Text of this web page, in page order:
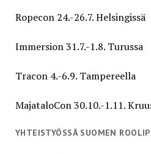
Ropecon 24.-26.7. Helsingissä
Immersion 31.7.-1.8. Turussa
Tracon 4.-6.9. Tampereella
MajataloCon 30.10.-1.11.
YHTEISTYÖSSÄ SUOMEN